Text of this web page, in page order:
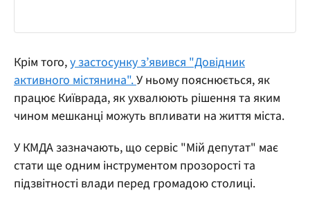
Крім того,у застосунку з’явився "Довідник
активного містянина".У ньому пояснюється, як
працює Київрада, як ухвалюють рішення та яким
чином мешканці можуть впливати на життя міста.
У КМДА зазначають, що сервіс "Мій депутат" має
стати ще одним інструментом прозорості та
підзвітності влади перед громадою столиці.